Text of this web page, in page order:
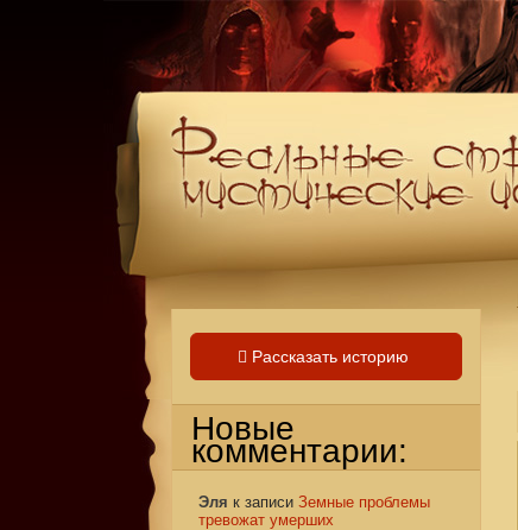
Рассказать историю
Новые
комментарии:
Эля к записи Земные проблемы
тревожат умерших